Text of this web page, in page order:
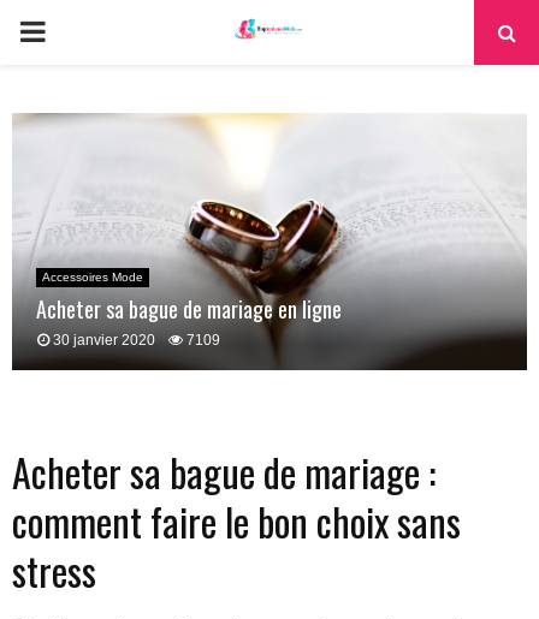
PRIMARY
Accessoires Mode
Acheter sa bague de mariage en ligne
30 janvier 2020 7109
Acheter sa bague de mariage :
comment faire le bon choix sans
stress